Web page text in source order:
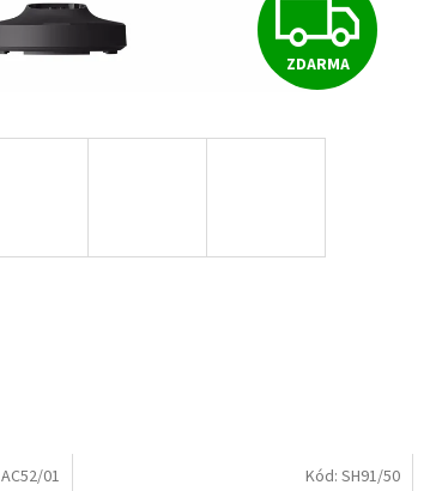
Z
D
A
ZDARMA
AC52/01 Kód: SH91/50